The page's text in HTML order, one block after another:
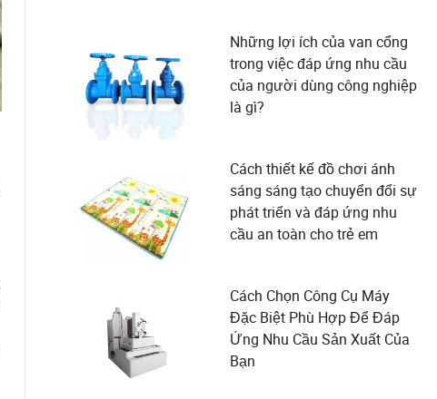
Những lợi ích của van cổng
trong việc đáp ứng nhu cầu
của người dùng công nghiệp
là gì?
Cách thiết kế đồ chơi ánh
sáng sáng tạo chuyển đổi sự
phát triển và đáp ứng nhu
cầu an toàn cho trẻ em
Cách Chọn Công Cụ Máy
Đặc Biệt Phù Hợp Để Đáp
Ứng Nhu Cầu Sản Xuất Của
Bạn